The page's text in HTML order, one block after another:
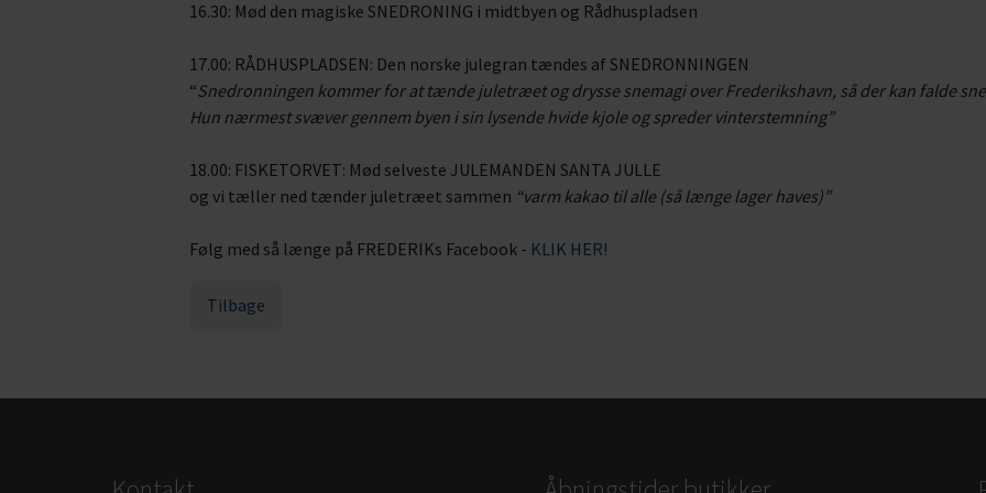
16.30: Mød den magiske SNEDRONING i midtbyen og Rådhuspladsen
17.00: RÅDHUSPLADSEN: Den norske julegran tændes af SNEDRONNINGEN
“Snedronningen kommer for at tænde juletræet og drysse snemagi over Frederikshavn, så der kan falde
Hun nærmest svæver gennem byen i sin lysende hvide kjole og spreder vinterstemning”
18.00: FISKETORVET: Mød selveste JULEMANDEN SANTA JULLE
og vi tæller ned tænder juletræet sammen “varm kakao til alle (så længe lager haves)”
Følg med så længe på FREDERIKs Facebook - KLIK HER!
Tilbage